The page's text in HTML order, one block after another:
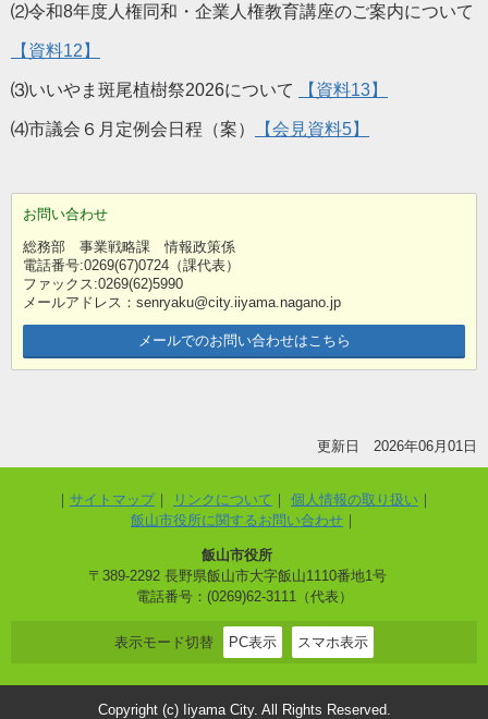
⑵令和8年度人権同和・企業人権教育講座のご案内について
【資料12】
⑶いいやま斑尾植樹祭2026について 【資料13】
⑷市議会６月定例会日程（案） 【会見資料5】
お問い合わせ
総務部 事業戦略課 情報政策係
電話番号:0269(67)0724（課代表）
ファックス:0269(62)5990
メールアドレス：senryaku@city.iiyama.nagano.jp
メールでのお問い合わせはこちら
更新日 2026年06月01日
サイトマップ リンクについて
個人情報の取り扱い
飯山市役所に関するお問い合わせ
飯山市役所
〒389-2292 長野県飯山市大字飯山1110番地1号
電話番号：(0269)62-3111（代表）
表示モード切替 PC表示 スマホ表示
Copyright (c) Iiyama City. All Rights Reserved.